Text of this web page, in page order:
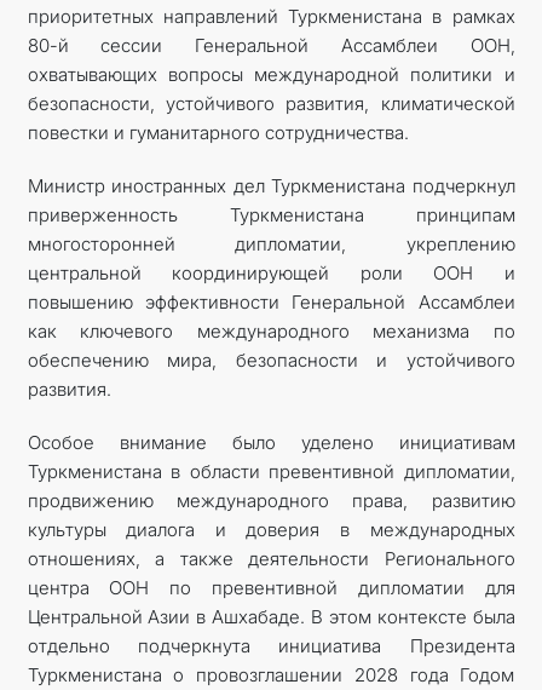
приоритетных направлений Туркменистана в рамках
80-й сессии Генеральной Ассамблеи ООН,
охватывающих вопросы международной политики и
безопасности, устойчивого развития, климатической
повестки и гуманитарного сотрудничества.
Министр иностранных дел Туркменистана подчеркнул
приверженность Туркменистана принципам
многосторонней дипломатии, укреплению
центральной координирующей роли ООН и
повышению эффективности Генеральной Ассамблеи
как ключевого международного механизма по
обеспечению мира, безопасности и устойчивого
развития.
Особое внимание было уделено инициативам
Туркменистана в области превентивной дипломатии,
продвижению международного права, развитию
культуры диалога и доверия в международных
отношениях, а также деятельности Регионального
центра ООН по превентивной дипломатии для
Центральной Азии в Ашхабаде. В этом контексте была
отдельно подчеркнута инициатива Президента
Туркменистана о провозглашении 2028 года Годом